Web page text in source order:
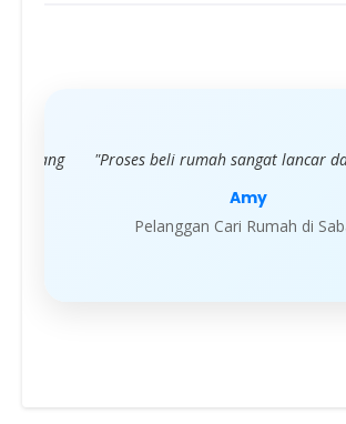
"Proses beli rumah sangat lancar dan jelas."
Pelanggan Cari Rumah di Sabah